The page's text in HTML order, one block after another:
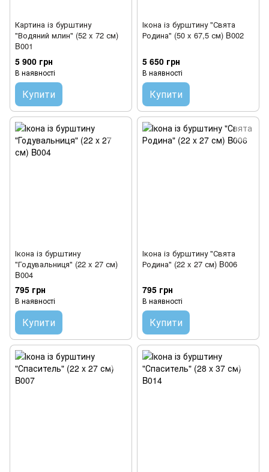
Картина із бурштину
"Водяний млин" (52 x 72 см)
B001
5 900 грн
В наявності
Купити
Ікона із бурштину "Свята
Родина" (50 x 67,5 см) B002
5 650 грн
В наявності
Купити
Ікона із бурштину
"Годувальниця" (22 x 27 см)
B004
795 грн
В наявності
Купити
Ікона із бурштину "Свята
Родина" (22 x 27 см) B006
795 грн
В наявності
Купити